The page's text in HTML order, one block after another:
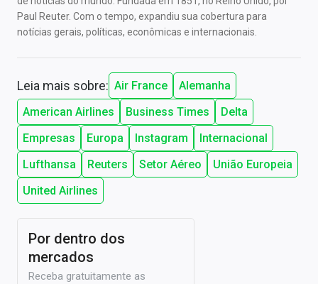
Paul Reuter. Com o tempo, expandiu sua cobertura para
notícias gerais, políticas, econômicas e internacionais.
Leia mais sobre: Air France
Alemanha
American Airlines
Business Times
Delta
Empresas
Europa Instagram
Internacional
Lufthansa
Reuters Setor Aéreo
União Europeia
United Airlines
Por dentro dos
mercados
Receba gratuitamente as